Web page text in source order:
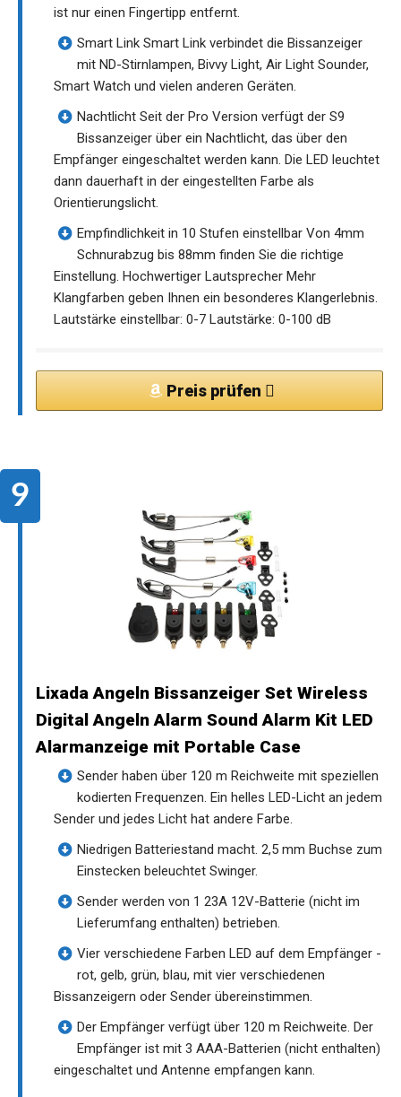
ist nur einen Fingertipp entfernt.
Smart Link Smart Link verbindet die Bissanzeiger
mit ND-Stirnlampen, Bivvy Light, Air Light Sounder,
Smart Watch und vielen anderen Geräten.
Nachtlicht Seit der Pro Version verfügt der S9
Bissanzeiger über ein Nachtlicht, das über den
Empfänger eingeschaltet werden kann. Die LED leuchtet
dann dauerhaft in der eingestellten Farbe als
Orientierungslicht.
Empfindlichkeit in 10 Stufen einstellbar Von 4mm
Schnurabzug bis 88mm finden Sie die richtige
Einstellung. Hochwertiger Lautsprecher Mehr
Klangfarben geben Ihnen ein besonderes Klangerlebnis.
Lautstärke einstellbar: 0-7 Lautstärke: 0-100 dB
Preis prüfen
Lixada Angeln Bissanzeiger Set Wireless
Digital Angeln Alarm Sound Alarm Kit LED
Alarmanzeige mit Portable Case
Sender haben über 120 m Reichweite mit speziellen
kodierten Frequenzen. Ein helles LED-Licht an jedem
Sender und jedes Licht hat andere Farbe.
Niedrigen Batteriestand macht. 2,5 mm Buchse zum
Einstecken beleuchtet Swinger.
Sender werden von 1 23A 12V-Batterie (nicht im
Lieferumfang enthalten) betrieben.
Vier verschiedene Farben LED auf dem Empfänger -
rot, gelb, grün, blau, mit vier verschiedenen
Bissanzeigern oder Sender übereinstimmen.
Der Empfänger verfügt über 120 m Reichweite. Der
Empfänger ist mit 3 AAA-Batterien (nicht enthalten)
eingeschaltet und Antenne empfangen kann.